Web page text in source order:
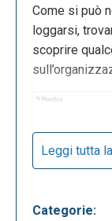
Come si può
loggarsi,
scoprire
Leggi tutta
Categorie: